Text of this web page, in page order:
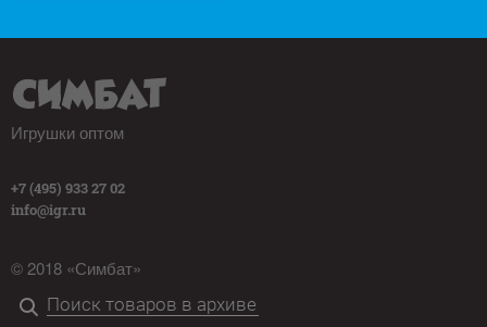
Игрушки оптом
+7 (495) 933 27 02
info@igr.ru
© 2018 «Симбат»